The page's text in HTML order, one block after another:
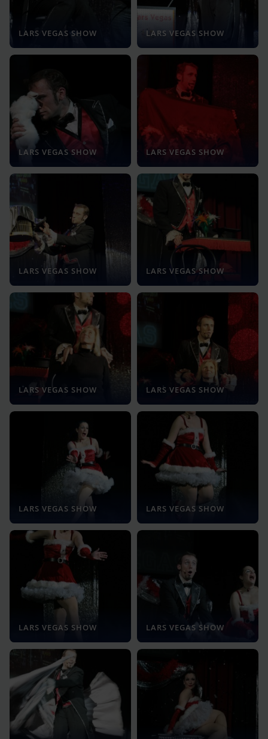
LARS VEGAS SHOW LARS VEGAS SHOW
LARS VEGAS SHOW LARS VEGAS SHOW
LARS VEGAS SHOW LARS VEGAS SHOW
LARS VEGAS SHOW LARS VEGAS SHOW
LARS VEGAS SHOW LARS VEGAS SHOW
LARS VEGAS SHOW LARS VEGAS SHOW